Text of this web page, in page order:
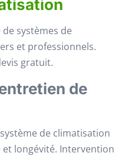
systèmes de
et professionnels.
gratuit.
de
de climatisation
longévité. Intervention